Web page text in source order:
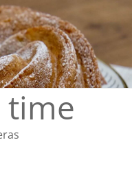
time